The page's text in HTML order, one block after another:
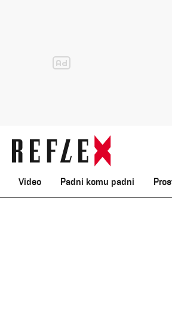
Video Padni komu padni